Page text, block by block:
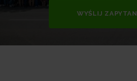
WYŚLIJ